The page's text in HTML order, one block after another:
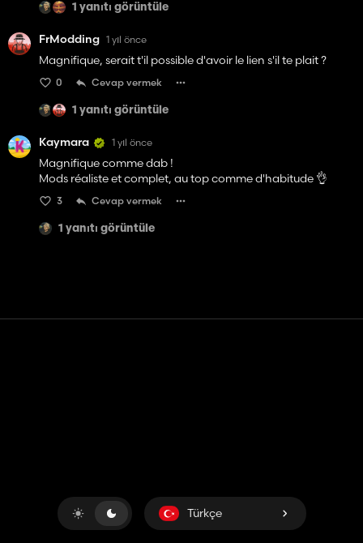
1 yanıtı görüntüle
FrModding 1 yıl önce
Magnifique, serait t'il possible d'avoir le lien s'il te plait ?
0 Cevap vermek
1 yanıtı görüntüle
Kaymara 1 yıl önce
Magnifique comme dab !
Mods réaliste et complet, au top comme d'habitude 👌
3 Cevap vermek
1 yanıtı görüntüle
Türkçe